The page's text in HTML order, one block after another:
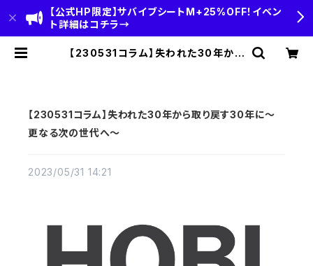
【公式HP限定】サバイブシートM+25%OFF！イベン
ト詳細はコチラ→
【230531コラム】失われた30年から
【230531コラム】失われた30年から取り戻す30年に～
更なる次の世代へ～
2023/05/31 14:21